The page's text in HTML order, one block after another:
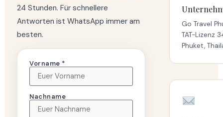
24 Stunden. Für schnellere
Antworten ist WhatsApp immer am
besten.
Vorname *
Nachname
Go Travel
TAT-Lizenz
Phuket,